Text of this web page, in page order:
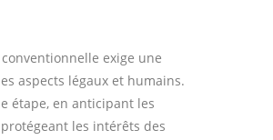
exige une
aspects légaux et humains.
étape, en anticipant les
les intérêts des